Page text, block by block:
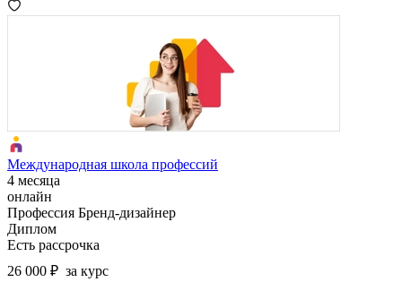
Международная школа профессий
4 месяца
онлайн
Профессия Бренд-дизайнер
Диплом
Есть рассрочка
26 000 ₽ за курс